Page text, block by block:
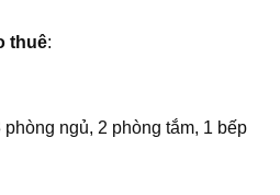
thuê:
ngủ, 2 phòng tắm, 1 bếp